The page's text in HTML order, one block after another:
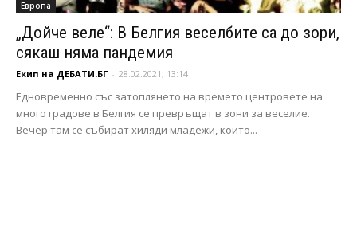
Европа
„Дойче веле“: В Белгия веселбите са до зори,
сякаш няма пандемия
Екип на ДЕБАТИ.БГ - 28.02.2021, 13:14
Едновременно със затоплянето на времето центровете на
много градове в Белгия се превръщат в зони за веселие.
Вечер там се събират хиляди младежи, които...